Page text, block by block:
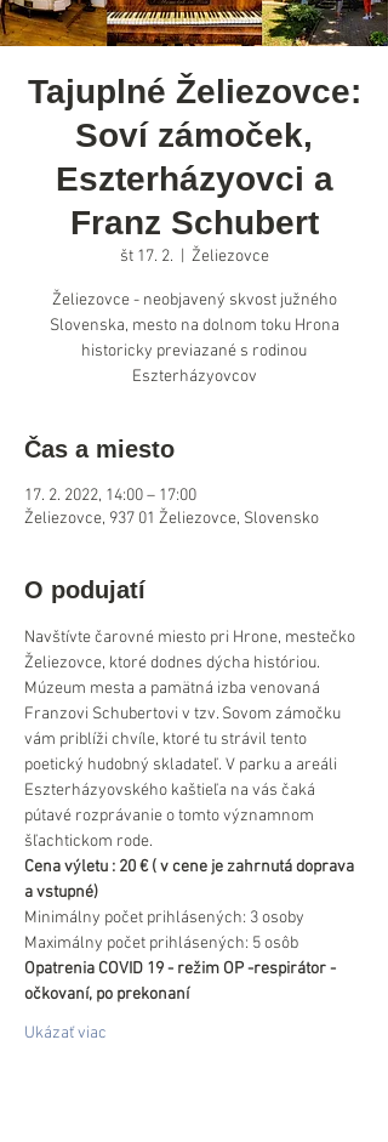
Tajuplné Želiezovce:
Soví zámoček,
Eszterházyovci a
Franz Schubert
št 17. 2. Želiezovce
Želiezovce - neobjavený skvost južného
Slovenska, mesto na dolnom toku Hrona
historicky previazané s rodinou
Eszterházyovcov
Čas a miesto
17. 2. 2022, 14:00 – 17:00
Želiezovce, 937 01 Želiezovce, Slovensko
O podujatí
Navštívte čarovné miesto pri Hrone, mestečko
Želiezovce, ktoré dodnes dýcha históriou.
Múzeum mesta a pamätná izba venovaná
Franzovi Schubertovi v tzv. Sovom zámočku
vám priblíži chvíle, ktoré tu strávil tento
poetický hudobný skladateľ. V parku a areáli
Eszterházyovského kaštieľa na vás čaká
pútavé rozprávanie o tomto významnom
šľachtickom rode.
Cena výletu : 20 € ( v cene je zahrnutá doprava
a vstupné)
Minimálny počet prihlásených: 3 osoby
Maximálny počet prihlásených: 5 osôb
Opatrenia COVID 19 - režim OP -respirátor -
očkovaní, po prekonaní
Ukázať viac